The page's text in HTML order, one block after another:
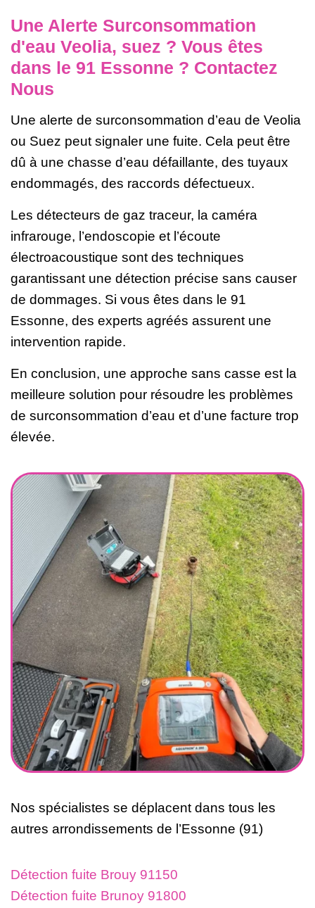
Une Alerte Surconsommation
d'eau Veolia, suez ? Vous êtes
dans le 91 Essonne ? Contactez
Nous
Une alerte de surconsommation d’eau de Veolia
ou Suez peut signaler une fuite. Cela peut être
dû à une chasse d’eau défaillante, des tuyaux
endommagés, des raccords défectueux.
Les détecteurs de gaz traceur, la caméra
infrarouge, l’endoscopie et l’écoute
électroacoustique sont des techniques
garantissant une détection précise sans causer
de dommages. Si vous êtes dans le 91
Essonne, des experts agréés assurent une
intervention rapide.
En conclusion, une approche sans casse est la
meilleure solution pour résoudre les problèmes
de surconsommation d’eau et d’une facture trop
élevée.
Nos spécialistes se déplacent dans tous les
autres arrondissements de l’Essonne (91)
Détection fuite Brouy 91150
Détection fuite Brunoy 91800